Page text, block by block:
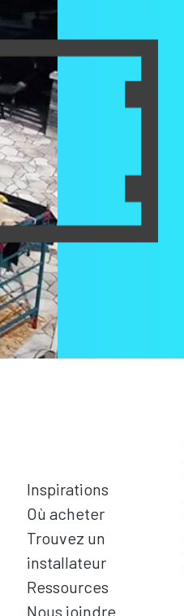
Inspirations
Où acheter
Trouvez un
installateur
Ressources
Nous joindre